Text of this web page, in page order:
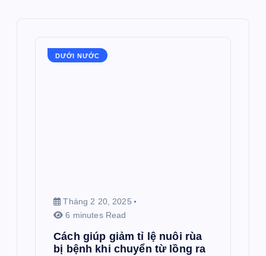
DƯỚI NƯỚC
Tháng 2 20, 2025
6 minutes Read
Cách giúp giảm tỉ lệ nuôi rùa
bị bệnh khi chuyển từ lồng ra